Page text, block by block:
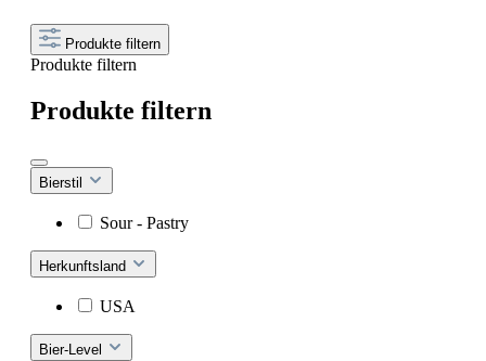
Produkte filtern
Produkte filtern
Produkte filtern
Bierstil
Sour - Pastry
Herkunftsland
USA
Bier-Level